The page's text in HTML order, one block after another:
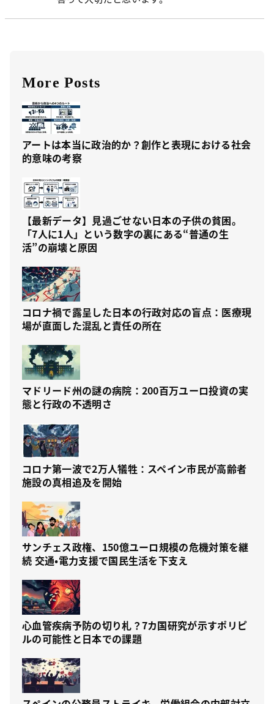
More Posts
アートは本当に政治的か？創作と表現における社会
的意味の考察
【最新データ】見過ごせない日本の子供の貧困。
「7人に1人」という数字の裏にある“普通の生
活”の崩壊と原因
コロナ禍で露呈した日本の行政対応の盲点：医療現
場が直面した混乱と責任の所在
マドリード州の謎の病院：200百万ユーロ投資の実
態と行政の不透明さ
コロナ第一波で2万人犠牲：スペイン市民が高齢者
施設の真相追及を開始
サンチェス政権、150億ユーロ規模の危機対策を継
続 交通・電力支援で国民生活を下支え
心血管疾病予防の切り札？7カ国研究が示すポリピ
ルの可能性と日本での課題